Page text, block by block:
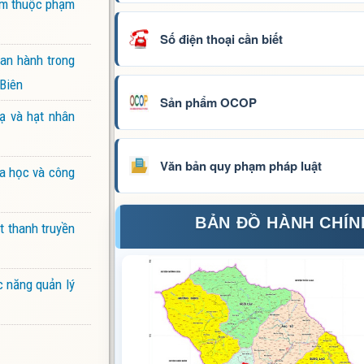
thuộc phạm
hành trong
và hạt nhân
học và công
thanh truyền
năng quản lý
Số điện thoại cần biết
Sản phẩm OCOP
Văn bản quy phạm pháp luật
BẢN ĐỒ HÀNH